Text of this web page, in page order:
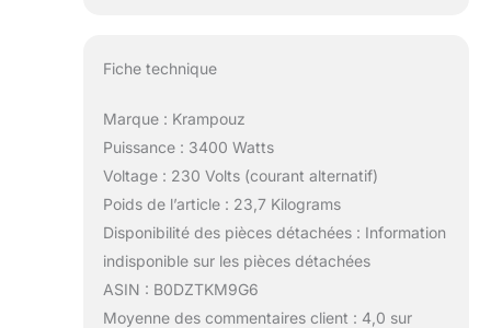
Fiche technique
Marque : Krampouz
Puissance : 3400 Watts
Voltage : 230 Volts (courant alternatif)
Poids de l’article : 23,7 Kilograms
Disponibilité des pièces détachées : Information
indisponible sur les pièces détachées
ASIN : B0DZTKM9G6
Moyenne des commentaires client : 4,0 sur